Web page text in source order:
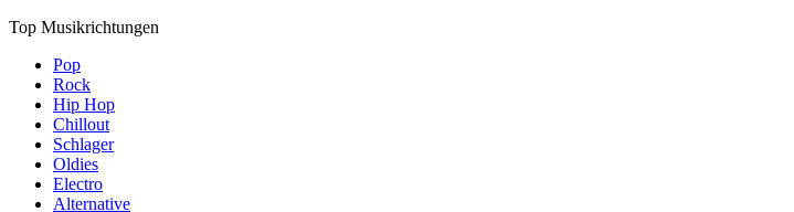
Top Musikrichtungen
Pop
Rock
Hip Hop
Chillout
Schlager
Oldies
Electro
Alternative